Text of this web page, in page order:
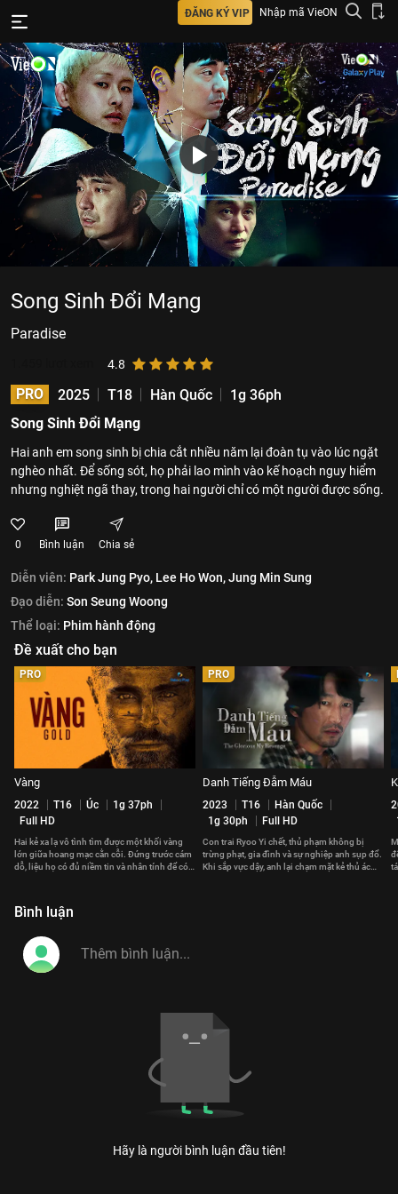
ĐĂNG KÝ VIP Nhập mã VieON
Song Sinh Đổi Mạng
Paradise
4.8
PRO 2025 T18 Hàn Quốc
1g 36ph
Song Sinh Đổi Mạng
Hai anh em song sinh bị chia cắt nhiều năm lại đoàn tụ vào lúc ngặt
nghèo nhất. Để sống sót, họ phải lao mình vào kế hoạch nguy hiểm
nhưng nghiệt ngã thay, trong hai người chỉ có một người được sống.
0 Bình luận Chia sẻ
Diễn viên: Park Jung Pyo, Lee Ho Won,Jung Min Sung
Đạo diễn: Son Seung Woong
Thể loại: Phim hành động
Đề xuất cho bạn
PRO
Vàng
2022 T16 Úc
1g 37ph
Full HD
Hai kẻ xa lạ vô tình tìm được một khối vàng
lớn giữa hoang mạc cằn cỗi. Đứng trước cám
dỗ, liệu họ có đủ niềm tin và nhân tính để có
PRO
Danh Tiếng Đẫm Máu
2023 T16
Hàn Quốc
1g 30ph
Full HD
Con trai Ryoo Yi chết, thủ phạm không bị
trừng phạt, gia đình và sự nghiệp anh sụp đổ.
Khi sắp vực dậy, anh lại chạm mặt kẻ thủ ác
Bình luận
Hãy là người bình luận đầu tiên!